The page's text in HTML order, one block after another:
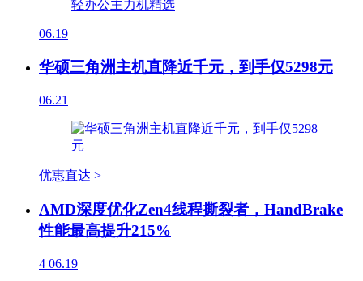
06.19
华硕三角洲主机直降近千元，到手仅5298元
06.21
优惠直达 >
AMD深度优化Zen4线程撕裂者，HandBrake
性能最高提升215%
4 06.19